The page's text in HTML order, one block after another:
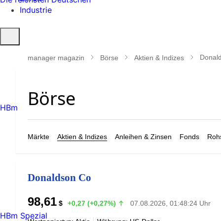
Industrie
öffnen
manager magazin Börse Aktien & Indizes
Märkte Aktien & Indizes Anleihen & Zinsen Fonds
Donaldson Co
98,61 $ +0,27 (+0,27%) 07.08.2026, 01:48:24 Uhr
HBm
HBm Spezial